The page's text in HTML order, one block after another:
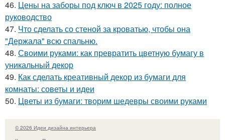
46. Цены на заборы под ключ в 2025 году: полное
руководство
47. Что сделать со стеной за кроватью, чтобы она
"Держала" всю спальню.
48. Своими руками: как превратить цветную бумагу в
уникальный декор
49. Как сделать креативный декор из бумаги для
комнаты: советы и идеи
50. Цветы из бумаги: творим шедевры своими руками
© 2026 Идеи дизайна интерьера